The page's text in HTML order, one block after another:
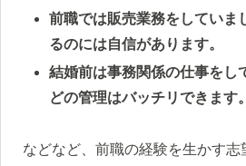
前職では販売業務をしていま
るのには自信があります。
結婚前は事務関係の仕事をし
どの管理はバッチリできます。
などなど、前職の経験を生かす志